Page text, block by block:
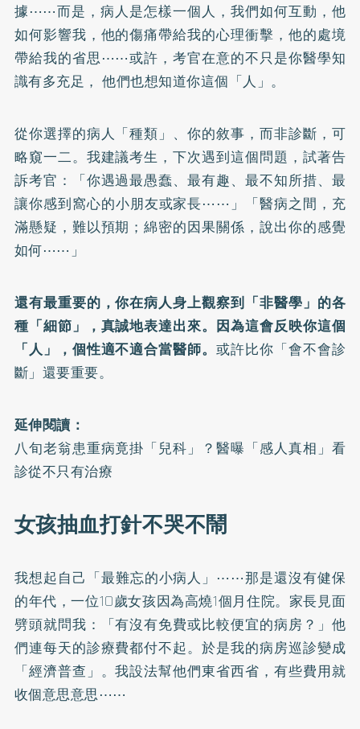
據⋯⋯而是，病人是怎樣一個人，我們如何互動，他
如何影響我，他的傷痛帶給我的心理衝擊，他的處境
帶給我的省思⋯⋯或許，考官在意的不只是你醫學知
識有多充足， 他們也想知道你這個「人」。
從你選擇的病人「種類」、你的敘事，而非診斷，可
略窺一二。我建議考生，下次遇到這個問題，試著告
訴考官：「你遇過最愚蠢、最有趣、最不知所措、最
讓你感到窩心的小朋友或家長⋯⋯」「醫病之間，充
滿懸疑，難以預期；綿密的因果關係，說出你的感覺
如何⋯⋯」
還有最重要的，你在病人身上觀察到「非醫學」的各
種「細節」，真誠地表達出來。因為這會反映你這個
「人」，個性適不適合當醫師。或許比你「會不會診
斷」還要重要。
延伸閱讀：
八旬老翁患重病竟掛「兒科」？醫曝「感人真相」看
診從不只有治療
女孩抽血打針不哭不鬧
我想起自己「最難忘的小病人」⋯⋯那是還沒有健保
的年代，一位10歲女孩因為高燒1個月住院。家長見面
劈頭就問我：「有沒有免費或比較便宜的病房？」他
們連每天的診療費都付不起。於是我的病房巡診變成
「經濟普查」。我設法幫他們東省西省，有些費用就
收個意思意思⋯⋯